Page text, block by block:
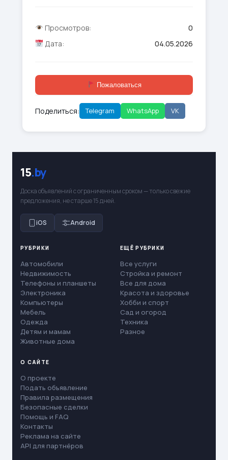
Просмотров:
0
Дата:
04.05.2026
Пожаловаться
Поделиться: Telegram WhatsApp VK
15.by
Доска объявлений с ограниченным сроком — только свежие
предложения, не старше 15 дней.
iOS Android
РУБРИКИ
Автомобили
Недвижимость
Телефоны и планшеты
Электроника
Компьютеры
Мебель
Одежда
Детям и мамам
Животные дома
ЕЩЁ РУБРИКИ
Все услуги
Стройка и ремонт
Все для дома
Красота и здоровье
Хобби и спорт
Сад и огород
Техника
Разное
О САЙТЕ
О проекте
Подать объявление
Правила размещения
Безопасные сделки
Помощь и FAQ
Контакты
Реклама на сайте
API для партнёров